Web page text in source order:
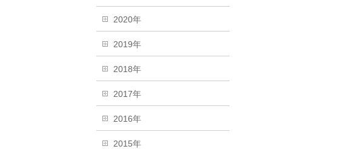
2020年
2019年
2018年
2017年
2016年
2015年